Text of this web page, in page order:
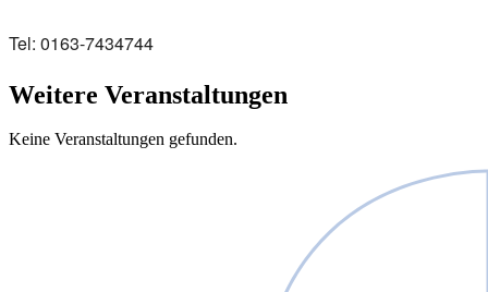
Tel: 0163-7434744
Weitere Veranstaltungen
Keine Veranstaltungen gefunden.